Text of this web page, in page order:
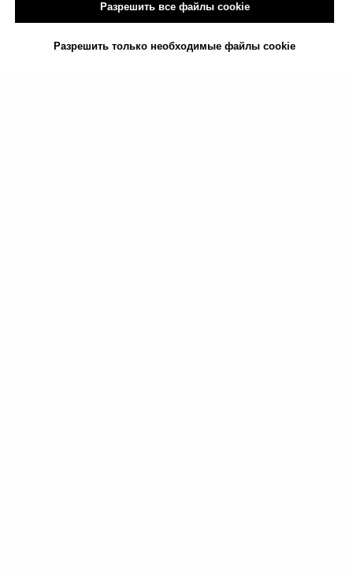
Разрешить все файлы cookie
Разрешить только необходимые файлы cookie